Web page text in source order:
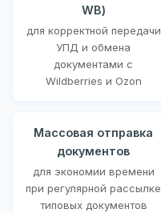
WB)
для корректной передачи
УПД и обмена
документами с
Wildberries и Ozon
Массовая отправка
документов
для экономии времени
при регулярной рассылке
типовых документов